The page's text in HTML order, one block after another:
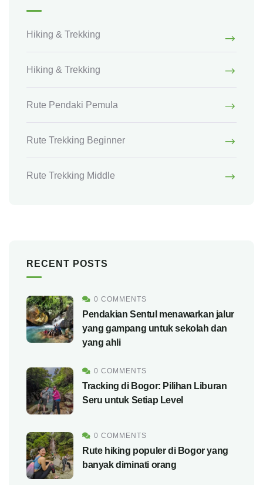
Hiking & Trekking
Hiking & Trekking
Rute Pendaki Pemula
Rute Trekking Beginner
Rute Trekking Middle
RECENT POSTS
0 COMMENTS
Pendakian Sentul menawarkan jalur
yang gampang untuk sekolah dan
yang ahli
0 COMMENTS
Tracking di Bogor: Pilihan Liburan
Seru untuk Setiap Level
0 COMMENTS
Rute hiking populer di Bogor yang
banyak diminati orang